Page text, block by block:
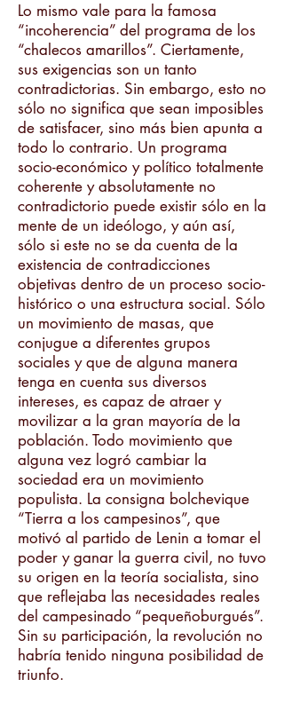
Lo mismo vale para la famosa
“incoherencia” del programa de los
“chalecos amarillos”. Ciertamente,
sus exigencias son un tanto
contradictorias. Sin embargo, esto no
sólo no significa que sean imposibles
de satisfacer, sino más bien apunta a
todo lo contrario. Un programa
socio-económico y político totalmente
coherente y absolutamente no
contradictorio puede existir sólo en la
mente de un ideólogo, y aún así,
sólo si este no se da cuenta de la
existencia de contradicciones
objetivas dentro de un proceso socio-
histórico o una estructura social. Sólo
un movimiento de masas, que
conjugue a diferentes grupos
sociales y que de alguna manera
tenga en cuenta sus diversos
intereses, es capaz de atraer y
movilizar a la gran mayoría de la
población. Todo movimiento que
alguna vez logró cambiar la
sociedad era un movimiento
populista. La consigna bolchevique
“Tierra a los campesinos”, que
motivó al partido de Lenin a tomar el
poder y ganar la guerra civil, no tuvo
su origen en la teoría socialista, sino
que reflejaba las necesidades reales
del campesinado “pequeñoburgués”.
Sin su participación, la revolución no
habría tenido ninguna posibilidad de
triunfo.